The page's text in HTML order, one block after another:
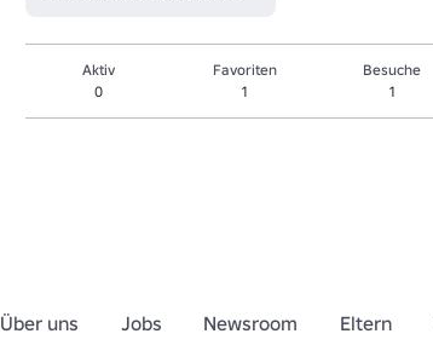
Aktiv
0
Favoriten
1
Besuche
1
Über uns Jobs Newsroom Eltern